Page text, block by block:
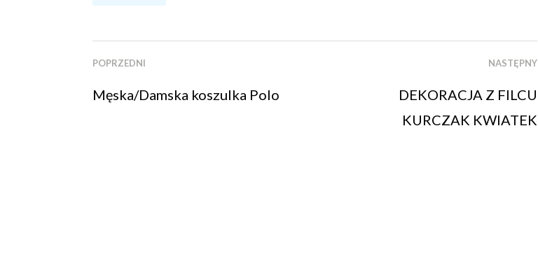
POPRZEDNI
Męska/Damska koszulka Polo
NASTĘPNY
DEKORACJA Z FILCU
KURCZAK KWIATEK